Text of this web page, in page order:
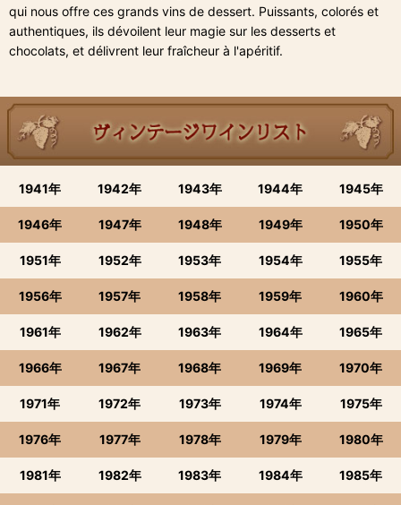
qui nous offre ces grands vins de dessert. Puissants, colorés et
authentiques, ils dévoilent leur magie sur les desserts et
chocolats, et délivrent leur fraîcheur à l'apéritif.
1941年 1942年 1943年 1944年 1945年
1946年 1947年 1948年 1949年 1950年
1951年 1952年 1953年 1954年 1955年
1956年 1957年 1958年 1959年 1960年
1961年 1962年 1963年 1964年 1965年
1966年 1967年 1968年 1969年 1970年
1971年 1972年 1973年 1974年 1975年
1976年 1977年 1978年 1979年 1980年
1981年 1982年 1983年 1984年 1985年